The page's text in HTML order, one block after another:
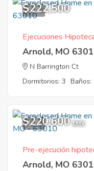
8
$222,500
Ejecuciones
Arnold, MO
N Barrington Ct
Dormitorios: 3 Baños:
1
$220,600 EMV
Pre-ejecución
Arnold, MO